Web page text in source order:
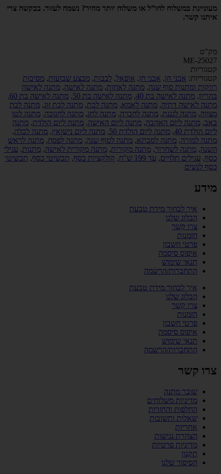
מעוניינת במשלוח לחו”ל או משלוח יותר מהיר? נשמח לעזור. בבקשה צרי
איתנו קשר.
מק"ט
ME-25027
קטגוריות
קטגוריות: אבני חן, אבני חן, אופאל, לבבות, מבצע שבועות, מסיבות
רווקות ומתנות סוף שנה, מתנה לאחות, מתנה לאישה, מתנה לאישה
בהריון, מתנה לאישה בת 40 , מתנה לאישה בת 50 , מתנה לאישה בת 60
,
מתנה לאישה דתיה, מתנה לאמא, מתנה לבת, מתנה לבת זוג, מתנה לבת
מצווה, מתנה לגננת, מתנה לחברה, מתנה לחג, מתנה לחנוכה, מתנה לטו
באב, מתנה ליום האהבה, מתנה ליום האישה, מתנה ליום הולדת, מתנה
ליום הולדת 40
, מתנה ליום הולדת 50 , מתנה ליום נישואין, מתנה לכלה,
מתנה למורה, מתנה לסבתא, מתנה לסוף שנה, מתנה לפסח, מתנה לראש
השנה, מתנה לשחרור, מתנה מקורית, מתנה מקורית לאישה, מתנות, עגילי
כסף, עגילים תלויים, עד 199 ש"ח , קולקציות כסף, תכשיטי כסף, תכשיטי
כסף לנשים
מידע
איך לבחור מידת טבעת
הבלוג שלנו
צרו קשר
הזמנות
פרטי חשבון
איפוס סיסמה
תנאי שימוש
התחברות/הרשמה
איך לבחור מידת טבעת
הבלוג שלנו
צרו קשר
הזמנות
פרטי חשבון
איפוס סיסמה
תנאי שימוש
התחברות/הרשמה
צרו קשר
שובר מתנה
מדיניות משלוחים
החלפות והחזרות
שאלות ותשובות
אחריות
הצהרת נגישות
מדיניות פרטיות
תקנון
הסיפור שלנו